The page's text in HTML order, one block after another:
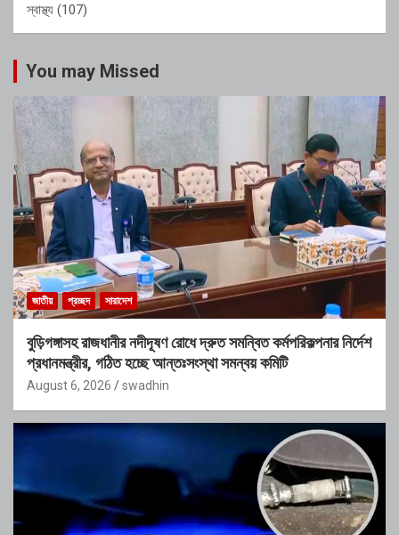
স্বাস্থ্য (107)
You may Missed
জাতীয় প্রচ্ছদ সারাদেশ
বুড়িগঙ্গাসহ রাজধানীর নদীদূষণ রোধে দ্রুত সমন্বিত কর্মপরিকল্পনার নির্দেশ
প্রধানমন্ত্রীর, গঠিত হচ্ছে আন্তঃসংস্থা সমন্বয় কমিটি
August 6, 2026 swadhin